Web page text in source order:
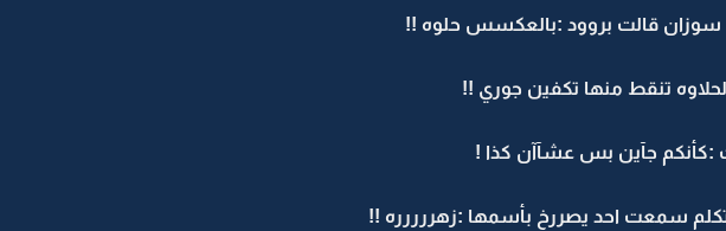
سوزان قالت بروود :بالعكسس حلوه !!
الحلاوه تنقط منها تكفين جوري !!
:كأنكم جآين بس عشآآن كذا !
سمعت احد يصررخ بأسمها :زهررررره !!